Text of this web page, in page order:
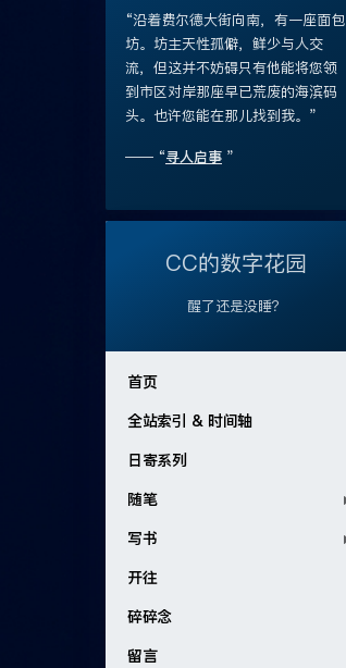
“沿着费尔德大街向南，有一座面包
坊。坊主天性孤僻，鲜少与人交
流，但这并不妨碍只有他能将您领
到市区对岸那座早已荒废的海滨码
头。也许您能在那儿找到我。”
—— “寻人启事 ”
CC的数字花园
醒了还是没睡？
首页
全站索引 & 时间轴
日寄系列
随笔
写书
开往
碎碎念
留言